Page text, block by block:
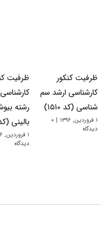
ظرفیت کنکور
کارشناسی ارشد سم
شناسی (کد ۱۵۱۰)
۱ فروردین, ۱۳۹۶ | ۰
دیدگاه
ظرفیت
رشته
بالینی (کد
۱ فروردین, ۱۳۹۶
دیدگاه